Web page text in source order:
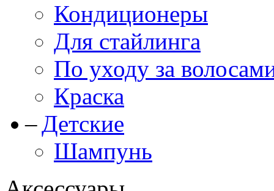
Кондиционеры
Для стайлинга
По уходу за
Краска
Детские
Шампунь